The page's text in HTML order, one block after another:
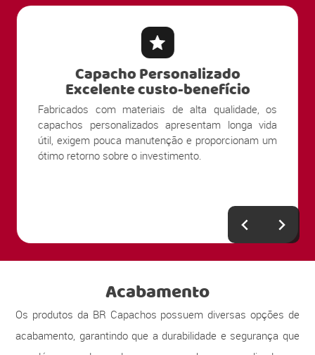
Capacho Personalizado
Alta Durabilidade
Nossos produtos são produzidos com materiais
resistentes ao uso contínuo e ao tráfego intenso de
pessoas. Sua estrutura mantém a limpeza e
apresentação por muito mais tempo, mesmo em
Acabamento
Os produtos da BR Capachos possuem diversas opções de
acabamento, garantindo que a durabilidade e segurança que